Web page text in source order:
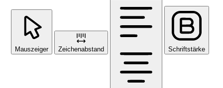
Mauszeiger Zeichenabstand Schriftstärke